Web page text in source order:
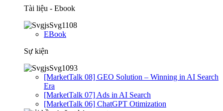
Tài liệu - Ebook
EBook
Sự kiện
[MarketTalk 08] GEO Solution – Winning in AI Search
Era
[MarketTalk 07] Ads in AI Search
[MarketTalk 06] ChatGPT Otimization